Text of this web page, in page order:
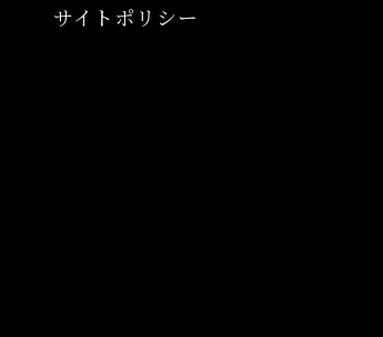
サイトポリシー